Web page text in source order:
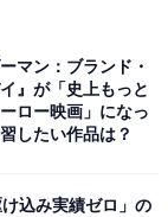
マン：ブランド・
』が「史上もっと
ロー映画」になっ
したい作品は？
込み実績ゼロ」の